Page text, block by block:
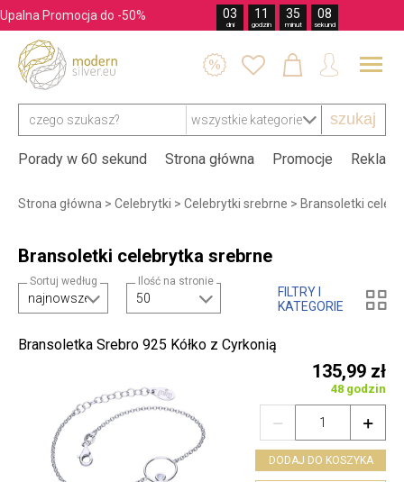
Upalna Promocja do -50% 03
dni
11
godzin
35
minut
07
sekund
szukaj
   
Porady w 60 sekund Strona główna Promocje
Strona główna > Celebrytki > Celebrytki srebrne > Bransoletki
Bransoletki celebrytka srebrne
Sortuj według Ilość na stronie

FILTRY I
KATEGORIE
Bransoletka Srebro 925 Kółko z Cyrkonią
135,99 zł
48 godzin


DODAJ DO KOSZYKA